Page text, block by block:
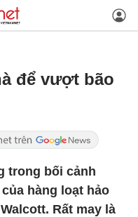
để vượt bão
trong bối cảnh
hàng loạt hảo
Rất may là